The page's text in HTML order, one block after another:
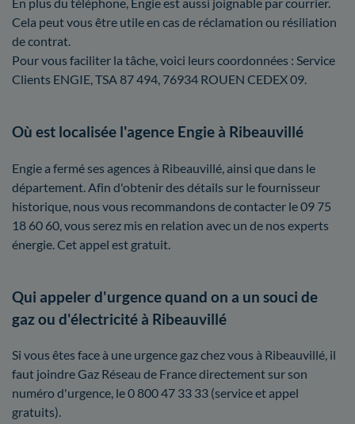
En plus du téléphone, Engie est aussi joignable par courrier.
Cela peut vous être utile en cas de réclamation ou résiliation
de contrat.
Pour vous faciliter la tâche, voici leurs coordonnées : Service
Clients ENGIE, TSA 87 494, 76934 ROUEN CEDEX 09.
Où est localisée l'agence Engie à Ribeauvillé
Engie a fermé ses agences à Ribeauvillé, ainsi que dans le
département. Afin d'obtenir des détails sur le fournisseur
historique, nous vous recommandons de contacter le 09 75
18 60 60, vous serez mis en relation avec un de nos experts
énergie. Cet appel est gratuit.
Qui appeler d'urgence quand on a un souci de
gaz ou d'électricité à Ribeauvillé
Si vous êtes face à une urgence gaz chez vous à Ribeauvillé, il
faut joindre Gaz Réseau de France directement sur son
numéro d'urgence, le 0 800 47 33 33 (service et appel
gratuits).